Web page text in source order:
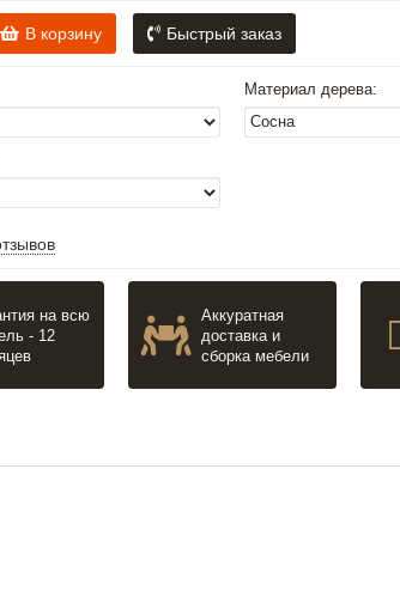
В корзину Быстрый заказ
Материал дерева:
на всю
- 12
Аккуратная
доставка и
сборка мебели